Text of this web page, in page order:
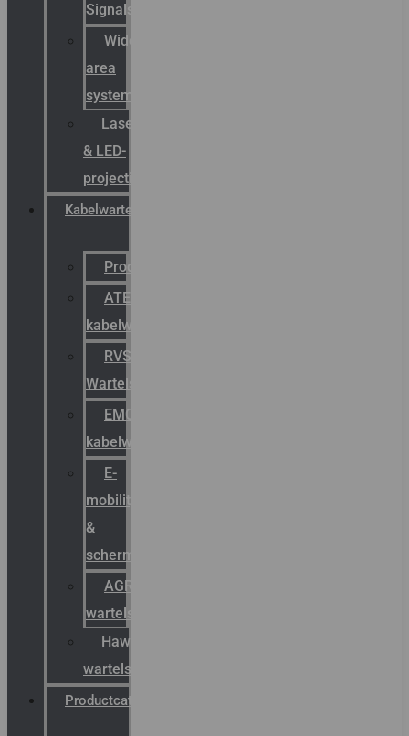
Signals
Wide
area
systemen
Laserbelijning
& LED-
projectie
Kabelwartels
Productcatalogus
ATEX
kabelwartels
RVS
Wartels
EMC
kabelwartels
E-
mobility
&
schermstromen
AGRO
wartels
Hawke
wartels
Productcatalogus